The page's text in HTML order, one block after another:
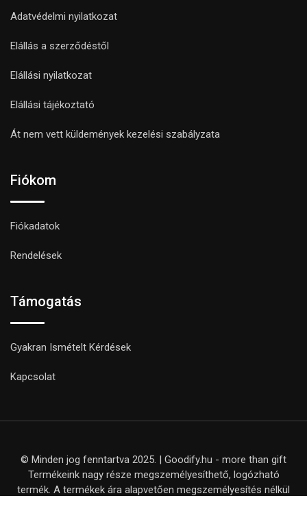
Adatvédelmi nyilatkozat
Elállás a szerződéstől
Elállási nyilatkozat
Elállási tájékoztató
Át nem vett küldemények kezelési szabályzata
Fiókom
Fiókadatok
Rendelések
Támogatás
Gyakran Ismételt Kérdések
Kapcsolat
© Minden jog fenntartva 2025. | Goodify.hu - more than gift
Termékeink nagy része megszemélyesíthető, logózható
termék. A termékek ára alapvetően megszemélyesítés nélkül